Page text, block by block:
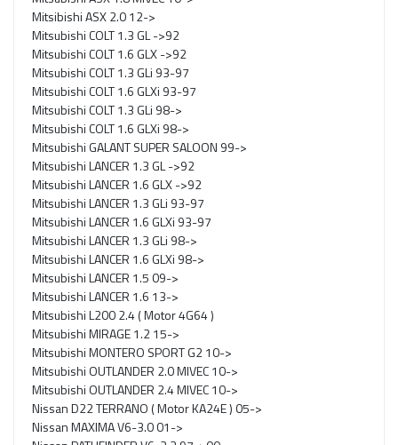
Mitsibishi ASX 2.0 12->
Mitsubishi COLT 1.3 GL ->92
Mitsubishi COLT 1.6 GLX ->92
Mitsubishi COLT 1.3 GLi 93-97
Mitsubishi COLT 1.6 GLXi 93-97
Mitsubishi COLT 1.3 GLi 98->
Mitsubishi COLT 1.6 GLXi 98->
Mitsubishi GALANT SUPER SALOON 99->
Mitsubishi LANCER 1.3 GL ->92
Mitsubishi LANCER 1.6 GLX ->92
Mitsubishi LANCER 1.3 GLi 93-97
Mitsubishi LANCER 1.6 GLXi 93-97
Mitsubishi LANCER 1.3 GLi 98->
Mitsubishi LANCER 1.6 GLXi 98->
Mitsubishi LANCER 1.5 09->
Mitsubishi LANCER 1.6 13->
Mitsubishi L200 2.4 ( Motor 4G64 )
Mitsubishi MIRAGE 1.2 15->
Mitsubishi MONTERO SPORT G2 10->
Mitsubishi OUTLANDER 2.0 MIVEC 10->
Mitsubishi OUTLANDER 2.4 MIVEC 10->
Nissan D22 TERRANO ( Motor KA24E ) 05->
Nissan MAXIMA V6-3.0 01->